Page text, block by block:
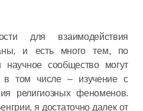
для взаимодействия
и есть много тем, по
сообщество могут
в том числе – изучение с
религиозных феноменов.
я достаточно далек от